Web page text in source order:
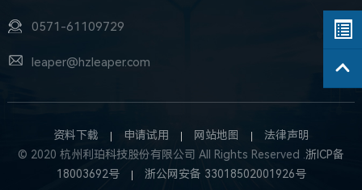
0571-61109729
leaper@hzleaper.com
资料下载 申请试用 网站地图
法律声明
© 2020 杭州利珀科技股份有限公司 All Rights Reserved .浙ICP备
18003692号
浙公网安备 33018502001926号